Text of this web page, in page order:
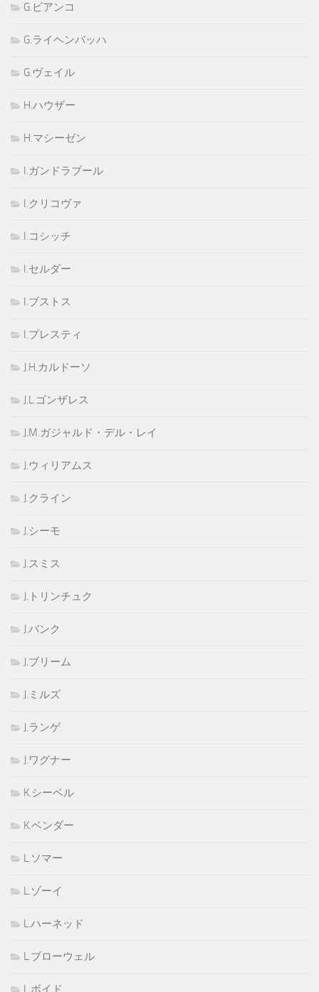
G.ビアンコ
G.ライヘンバッハ
G.ヴェイル
H.ハウザー
H.マシーゼン
I.ガンドラブール
I.クリコヴァ
I.コシッチ
I.セルダー
I.ブストス
I.プレスティ
J.H.カルドーソ
J.L.ゴンザレス
J.M.ガジャルド・デル・レイ
J.ウィリアムス
J.クライン
J.シーモ
J.スミス
J.トリンチュク
J.バンク
J.ブリーム
J.ミルズ
J.ランゲ
J.ワグナー
K.シーベル
K.ベンダー
L.ソマー
L.ゾーイ
L.ハーネッド
L.ブローウェル
L.ボイド